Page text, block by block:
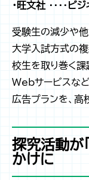
・旺文社 ‥‥ビジ
受験生の減少や他
大学入試方式の
校生を取り巻く
Webサービスな
広告プランを、高
探究活動が
かけに